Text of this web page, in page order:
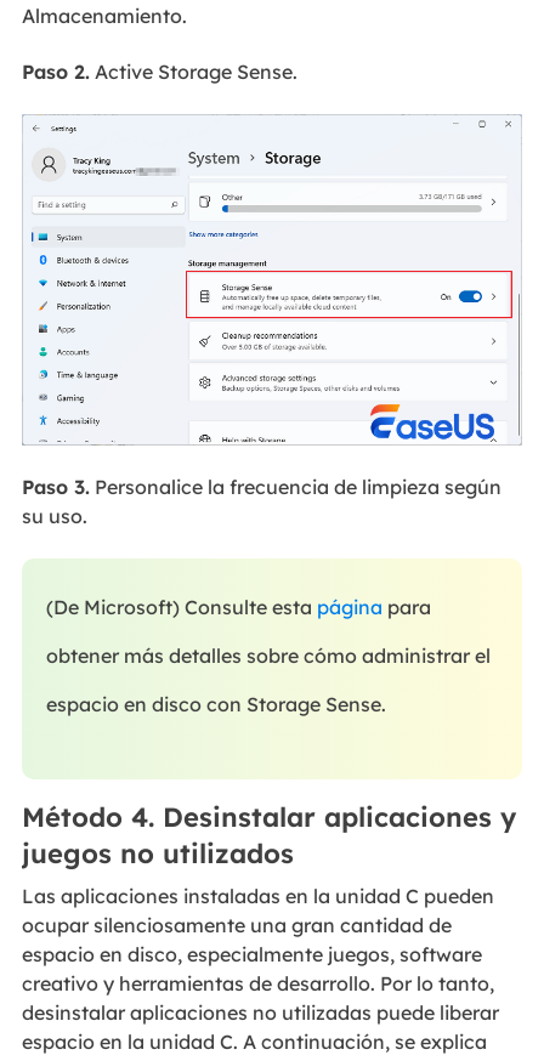
Almacenamiento.
Paso 2.Active Storage Sense.
Paso 3.Personalice la frecuencia de limpieza según
su uso.
(De Microsoft) Consulte esta página para
obtener más detalles sobre cómo administrar el
espacio en disco con Storage Sense.
Método 4. Desinstalar aplicaciones y
juegos no utilizados
Las aplicaciones instaladas en la unidad C pueden
ocupar silenciosamente una gran cantidad de
espacio en disco, especialmente juegos, software
creativo y herramientas de desarrollo. Por lo tanto,
desinstalar aplicaciones no utilizadas puede liberar
espacio en la unidad C. A continuación, se explica